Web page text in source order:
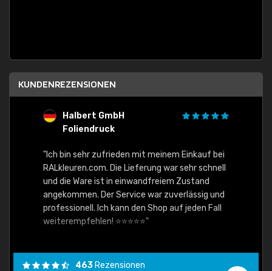
KUNDENREZENSIONEN
Halbert GmbH
Foliendruck
"Ich bin sehr zufrieden mit meinem Einkauf bei
RALkleuren.com. Die Lieferung war sehr schnell
und die Ware ist in einwandfreiem Zustand
angekommen. Der Service war zuverlässig und
professionell. Ich kann den Shop auf jeden Fall
weiterempfehlen! ⭐⭐⭐⭐⭐"
463 Rezensionen